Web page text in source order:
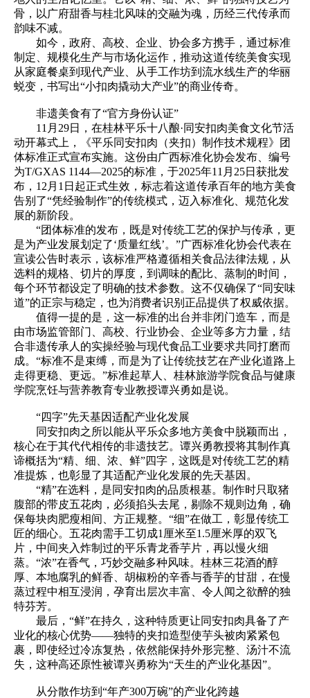
骨，以广府甜香与桂北风味的交融为魂，历经三代传承而
韵味不减。
如今，政府、高校、企业、协会多方携手，通过标准
制定、规模化生产与市场化运作，推动这道传统美食实现
从家庭餐桌到现代产业、从手工作坊到流水线生产的华丽
蜕变，书写出“小扣肉撬动大产业”的商业传奇。
非遗美食有了“官方身份认证”
11月29日，在桂林平乐十八酿·同安扣肉美食文化节活
动开幕式上，《平乐同安扣肉（夹扣）制作技术规程》团
体标准正式宣布实施。这份由广西标准化协会发布、编号
为T/GXAS 1144—2025的标准，于2025年11月25日获批发
布，12月1日起正式生效，标志着这道传承百年的地方美食
告别了“凭经验制作”的传统模式，迈入标准化、规范化发
展的新阶段。
“团体标准的发布，既是对传统工艺的保护与传承，更
是为产业发展划定了‘质量红线’。”广西标准化协会代表在
宣读公告时表示，该标准严格遵循相关食品法律法规，从
选料的规格、切片的厚度，到调味的配比、蒸制的时间，
每个环节都设定了明确的技术参数。这不仅确保了“同安味
道”的正宗与稳定，也为消费者识别正品提供了权威依据。
值得一提的是，这一标准的出台并非闭门造车，而是
由市场监管部门、高校、行业协会、企业等多方力量，结
合非遗传承人的实操经验与现代食品工业要求共同打磨而
成。“标准不是束缚，而是为了让传统技艺在产业化道路上
走得更稳、更远。”标准起草人、桂林旅游学院食品与健康
学院烹饪与营养教育专业教授谭兴勇如是说。
“四字”先天基因适配产业化发展
同安扣肉之所以能从平乐众多地方美食中脱颖而出，
核心在于其代代相传的非遗技艺。谭兴勇教授将其制作真
谛概括为“精、细、浓、鲜”四字，这既是对传统工艺的精
准提炼，也彰显了其适配产业化发展的先天基因。
“精”在选料，是同安扣肉的品质根基。制作时只取猪
腹部的带皮五花肉，必须掐头去尾，剔除不规则边角，确
保每块肉肥瘦相间、方正规整。“细”在做工，彰显传统工
匠的细心。五花肉需手工切成1厘米至1.5厘米厚的双飞
片，中间夹入炸制过的平乐青龙香芋片，再以慢火细
蒸。“浓”在香气，巧妙交融多种风味。桂林三花酒的醇
厚、本地腐乳的鲜香、胡椒粉的辛香与香芋的甘甜，在慢
蒸过程中相互浸润，孕育出层次丰富、令人闻之欲醉的独
特芬芳。
最后，“鲜”在持久，这种特质更让同安扣肉具备了产
业化的核心优势——独特的夹扣造型使芋头被肉紧紧包
裹，即使经过冷冻复热，依然能保持外形完整、汤汁不流
失，这种高还原性被谭兴勇称为“天生的产业化基因”。
从分散作坊到“年产300万碗”的产业化跨越